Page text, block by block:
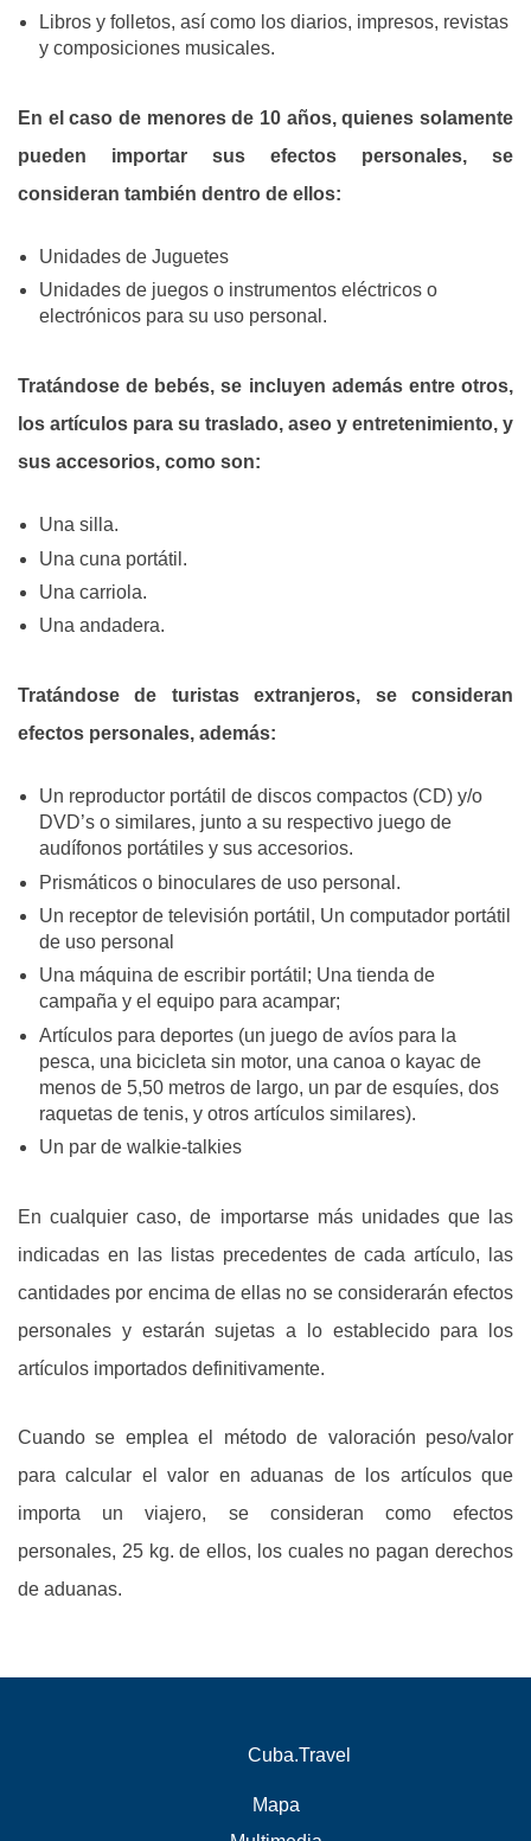
Libros y folletos, así como los diarios, impresos, revistas
y composiciones musicales.
En el caso de menores de 10 años, quienes solamente
pueden importar sus efectos personales, se
consideran también dentro de ellos:
Unidades de Juguetes
Unidades de juegos o instrumentos eléctricos o
electrónicos para su uso personal.
Tratándose de bebés, se incluyen además entre otros,
los artículos para su traslado, aseo y entretenimiento, y
sus accesorios, como son:
Una silla.
Una cuna portátil.
Una carriola.
Una andadera.
Tratándose de turistas extranjeros, se consideran
efectos personales, además:
Un reproductor portátil de discos compactos (CD) y/o
DVD’s o similares, junto a su respectivo juego de
audífonos portátiles y sus accesorios.
Prismáticos o binoculares de uso personal.
Un receptor de televisión portátil, Un computador portátil
de uso personal
Una máquina de escribir portátil; Una tienda de
campaña y el equipo para acampar;
Artículos para deportes (un juego de avíos para la
pesca, una bicicleta sin motor, una canoa o kayac de
menos de 5,50 metros de largo, un par de esquíes, dos
raquetas de tenis, y otros artículos similares).
Un par de walkie-talkies
En cualquier caso, de importarse más unidades que las
indicadas en las listas precedentes de cada artículo, las
cantidades por encima de ellas no se considerarán efectos
personales y estarán sujetas a lo establecido para los
artículos importados definitivamente.
Cuando se emplea el método de valoración peso/valor
para calcular el valor en aduanas de los artículos que
importa un viajero, se consideran como efectos
personales, 25 kg. de ellos, los cuales no pagan derechos
de aduanas.
Cuba.Travel
Mapa